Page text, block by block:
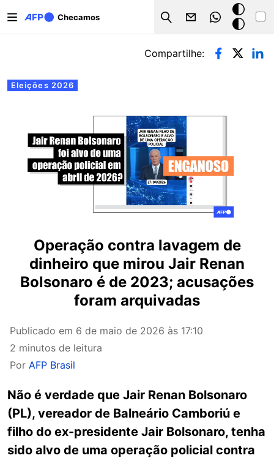
Checamos
Search
Modo
escuro
Abas primárias
Eleições 2026
Compartilhe:
Operação contra lavagem de
dinheiro que mirou Jair Renan
Bolsonaro é de 2023; acusações
foram arquivadas
Publicado em 6 de maio de 2026 às 17:10
2 minutos de leitura
Por AFP Brasil
Não é verdade que Jair Renan Bolsonaro
(PL), vereador de Balneário Camboriú e
filho do ex-presidente Jair Bolsonaro, tenha
sido alvo de uma operação policial contra